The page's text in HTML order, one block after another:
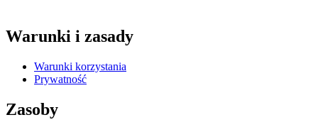
Warunki i zasady
Warunki korzystania
Prywatność
Zasoby